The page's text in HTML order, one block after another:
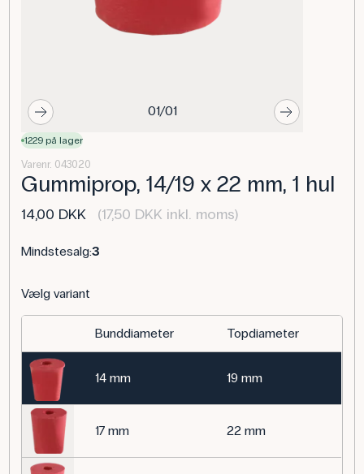
01/01
1229 på lager
Varenr. 043020
Gummiprop, 14/19 x 22 mm, 1 hul
14,00 DKK (17,50 DKK inkl. moms)
Mindstesalg:3
Vælg variant
Bunddiameter Topdiameter
14 mm 19 mm
17 mm 22 mm